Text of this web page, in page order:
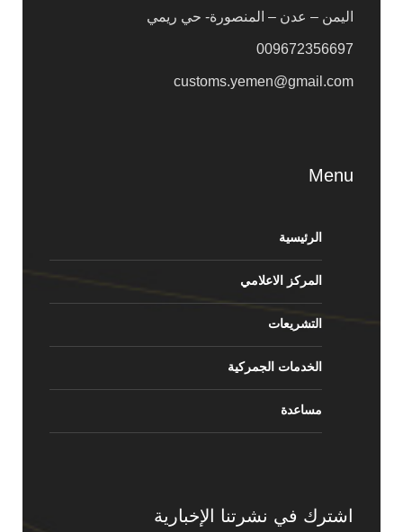
اليمن – عدن – المنصورة- حي ريمي
009672356697
customs.yemen@gmail.com
Menu
الرئيسية
المركز الاعلامي
التشريعات
الخدمات الجمركية
مساعدة
اشترك في نشرتنا الإخبارية